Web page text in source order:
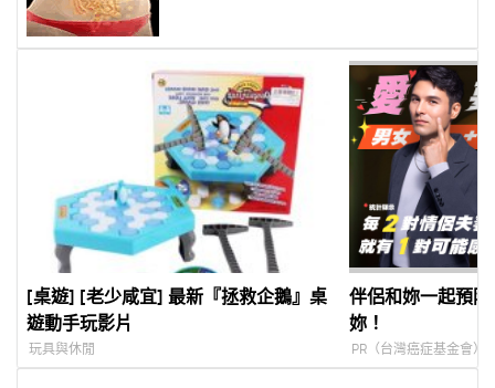
[桌遊] [老少咸宜] 最新『拯救企鵝』桌
遊動手玩影片
玩具與休閒
伴侶和妳一起預
妳！
PR（台灣癌症基金會）